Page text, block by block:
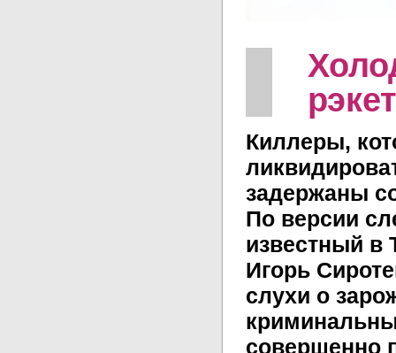
Киллеры,
задержаны
По версии
известный в
Игорь
слухи о
совершенно